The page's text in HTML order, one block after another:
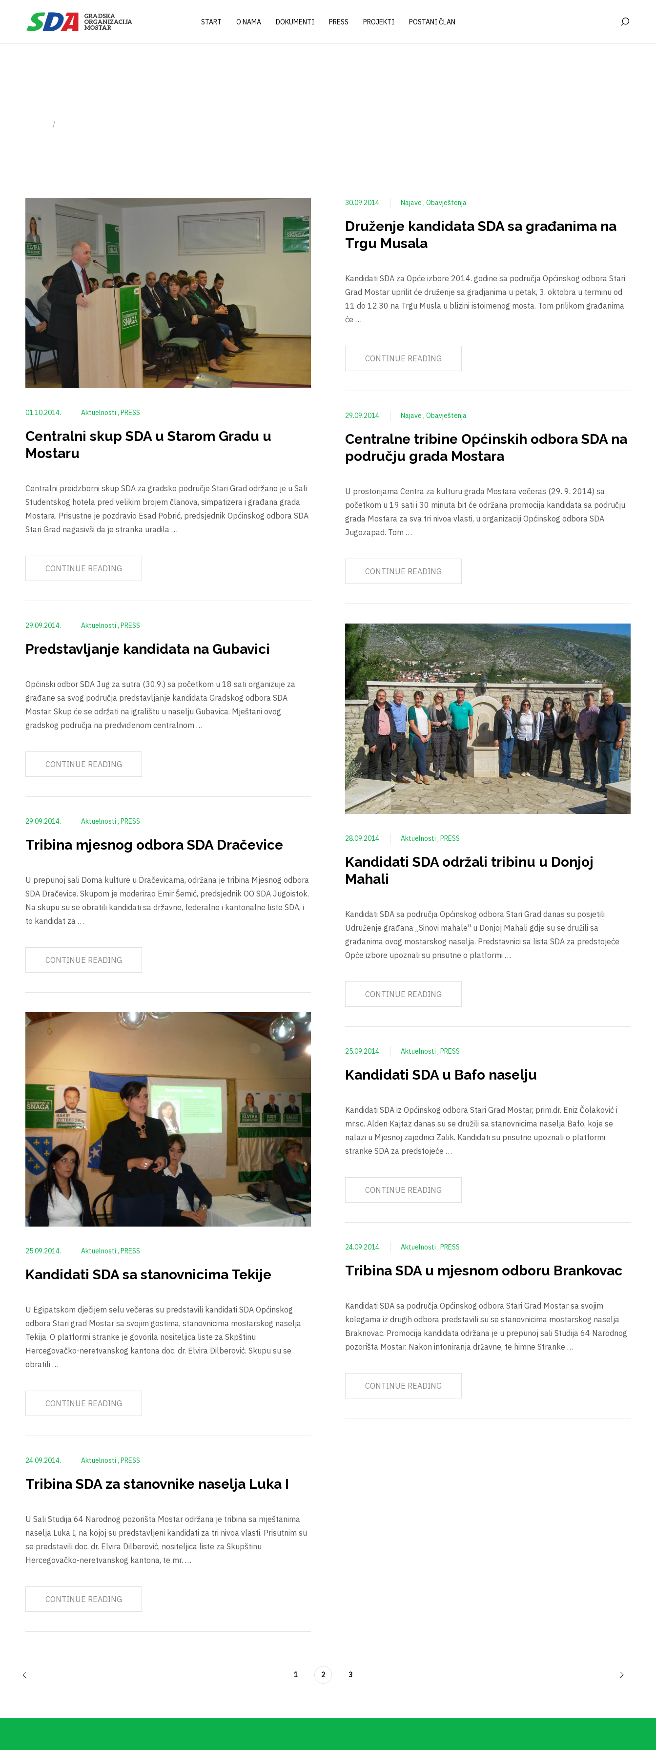
START O NAMA DOKUMENTI PRESS PROJEKTI POSTANI ČLAN
01.10.2014. Aktuelnosti PRESS
Centralni skup SDA u Starom Gradu u
Mostaru
Centralni preidzborni skup SDA za gradsko područje Stari Grad održano je u Sali
Studentskog hotela pred velikim brojem članova, simpatizera i građana grada
Mostara. Prisustne je pozdravio Esad Pobrić, predsjednik Općinskog odbora SDA
Stari Grad nagasivši da je stranka uradila …
CONTINUE READING
29.09.2014. Aktuelnosti PRESS
Predstavljanje kandidata na Gubavici
Općinski odbor SDA Jug za sutra (30.9.) sa početkom u 18 sati organizuje za
građane sa svog područja predstavljanje kandidata Gradskog odbora SDA
Mostar. Skup će se održati na igralištu u naselju Gubavica. Mještani ovog
gradskog područja na predviđenom centralnom …
CONTINUE READING
29.09.2014. Aktuelnosti PRESS
Tribina mjesnog odbora SDA Dračevice
U prepunoj sali Doma kulture u Dračevicama, održana je tribina Mjesnog odbora
SDA Dračevice. Skupom je moderirao Emir Šemić, predsjednik OO SDA Jugoistok.
Na skupu su se obratili kandidati sa državne, federalne i kantonalne liste SDA, i
to kandidat za …
CONTINUE READING
25.09.2014. Aktuelnosti PRESS
Kandidati SDA sa stanovnicima Tekije
U Egipatskom dječijem selu večeras su predstavili kandidati SDA Općinskog
odbora Stari grad Mostar sa svojim gostima, stanovnicima mostarskog naselja
Tekija. O platformi stranke je govorila nositeljica liste za Skpštinu
Hercegovačko-neretvanskog kantona doc. dr. Elvira Dilberović. Skupu su se
obratili …
CONTINUE READING
24.09.2014. Aktuelnosti PRESS
Tribina SDA za stanovnike naselja Luka I
U Sali Studija 64 Narodnog pozorišta Mostar održana je tribina sa mještanima
naselja Luka I, na kojoj su predstavljeni kandidati za tri nivoa vlasti. Prisutnim su
se predstavili doc. dr. Elvira Dilberović, nositeljica liste za Skupštinu
Hercegovačko-neretvanskog kantona, te mr. …
CONTINUE READING
30.09.2014. Najave Obavještenja
Druženje kandidata SDA sa građanima na
Trgu Musala
Kandidati SDA za Opće izbore 2014. godine sa područja Općinskog odbora Stari
Grad Mostar uprilit će druženje sa gradjanima u petak, 3. oktobra u terminu od
11 do 12.30 na Trgu Musla u blizini istoimenog mosta. Tom prilikom građanima
će …
CONTINUE READING
29.09.2014. Najave Obavještenja
Centralne tribine Općinskih odbora SDA na
području grada Mostara
U prostorijama Centra za kulturu grada Mostara večeras (29. 9. 2014) sa
početkom u 19 sati i 30 minuta bit će održana promocija kandidata sa području
grada Mostara za sva tri nivoa vlasti, u organizaciji Općinskog odbora SDA
Jugozapad. Tom …
CONTINUE READING
28.09.2014. Aktuelnosti PRESS
Kandidati SDA održali tribinu u Donjoj
Mahali
Kandidati SDA sa područja Općinskog odbora Stari Grad danas su posjetili
Udruženje građana „Sinovi mahale" u Donjoj Mahali gdje su se družili sa
građanima ovog mostarskog naselja. Predstavnici sa lista SDA za predstojeće
Opće izbore upoznali su prisutne o platformi …
CONTINUE READING
25.09.2014. Aktuelnosti PRESS
Kandidati SDA u Bafo naselju
Kandidati SDA iz Općinskog odbora Stari Grad Mostar, prim.dr. Eniz Čolaković i
mr.sc. Alden Kajtaz danas su se družili sa stanovnicima naselja Bafo, koje se
nalazi u Mjesnoj zajednici Zalik. Kandidati su prisutne upoznali o platformi
stranke SDA za predstojeće …
CONTINUE READING
24.09.2014. Aktuelnosti PRESS
Tribina SDA u mjesnom odboru Brankovac
Kandidati SDA sa područja Općinskog odbora Stari Grad Mostar sa svojim
kolegama iz drugih odbora predstavili su se stanovnicima mostarskog naselja
Braknovac. Promocija kandidata održana je u prepunoj sali Studija 64 Narodnog
pozorišta Mostar. Nakon intoniranja državne, te himne Stranke …
CONTINUE READING
1 2 3